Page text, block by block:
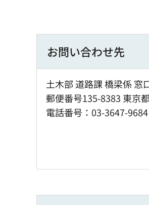
お問い合わせ先
土木部 道路課 橋梁係 窓
郵便番号135-8383 東京
電話番号：03-3647-9684